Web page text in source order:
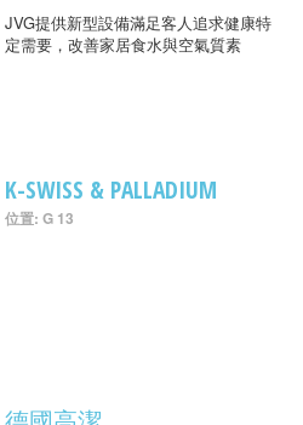
JVG提供新型設備滿足客人追求健康特
定需要，改善家居食水與空氣質素
K-SWISS & PALLADIUM
位置: G 13